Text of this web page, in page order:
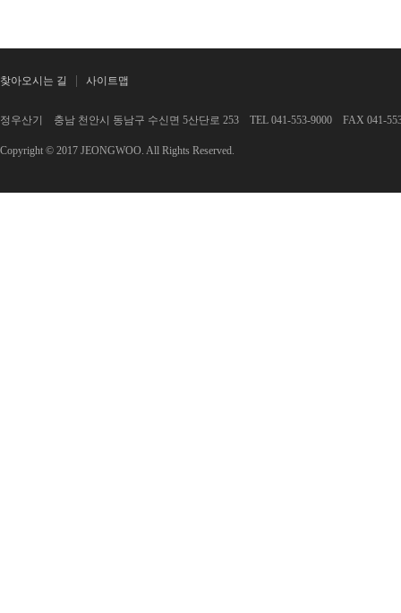
찾아오시는 길 사이트맵
정우산기 충남 천안시 동남구 수신면 5산단로 253 TEL 041-553-9000 FAX 041-
Copyright © 2017 JEONGWOO. All Rights Reserved.